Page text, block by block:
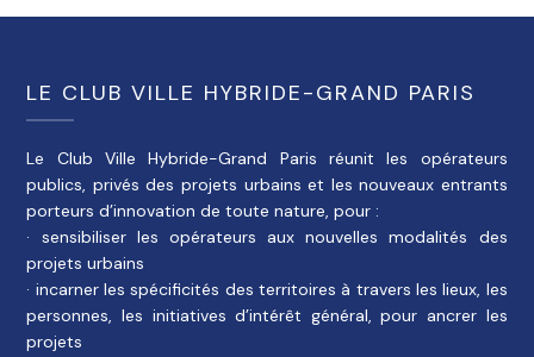
LE CLUB VILLE HYBRIDE-GRAND PARIS
Le Club Ville Hybride-Grand Paris réunit les opérateurs
publics, privés des projets urbains et les nouveaux entrants
porteurs d’innovation de toute nature, pour :
· sensibiliser les opérateurs aux nouvelles modalités des
projets urbains
· incarner les spécificités des territoires à travers les lieux, les
personnes, les initiatives d’intérêt général, pour ancrer les
projets